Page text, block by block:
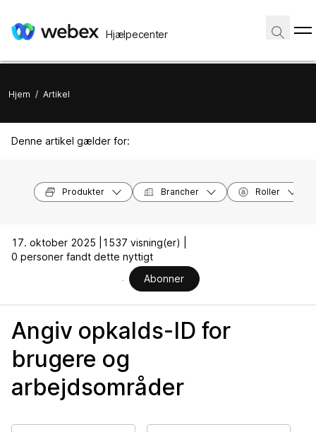
Hjælpecenter
Hjem / Artikel
Denne artikel gælder for:
Produkter Brancher Roller
17. oktober 2025 |
1537 visning(er) |
0 personer fandt dette nyttigt
Abonner
Angiv opkalds-ID for
brugere og
arbejdsområder